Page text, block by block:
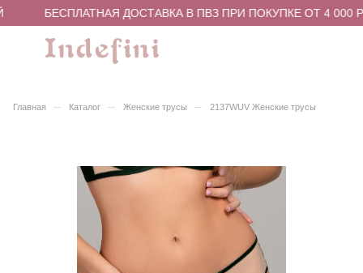
БЕСПЛАТНАЯ ДОСТАВКА В ПВЗ ПРИ ПОКУПКЕ ОТ 4 000
Главная – Каталог – Женские трусы – 2137WUV Женские трусы